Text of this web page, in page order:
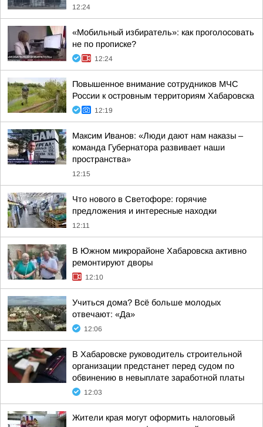
12:24
«Мобильный избиратель»: как проголосовать
не по прописке?
12:24
Повышенное внимание сотрудников МЧС
России к островным территориям Хабаровска
12:19
Максим Иванов: «Люди дают нам наказы –
команда Губернатора развивает наши
пространства»
12:15
Что нового в Светофоре: горячие
предложения и интересные находки
12:11
В Южном микрорайоне Хабаровска активно
ремонтируют дворы
12:10
Учиться дома? Всё больше молодых
отвечают: «Да»
12:06
В Хабаровске руководитель строительной
организации предстанет перед судом по
обвинению в невыплате заработной платы
12:03
Жители края могут оформить налоговый